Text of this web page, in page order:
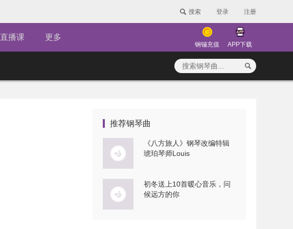
搜索 登录 注册
直播课 更多
钢镚充值 APP下载
推荐钢琴曲
《八方旅人》钢琴改编特辑
琥珀琴师Louis
初冬送上10首暖心音乐，问
候远方的你